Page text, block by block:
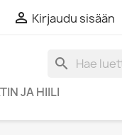
 Kirjaudu sisään
search
JA HIILI